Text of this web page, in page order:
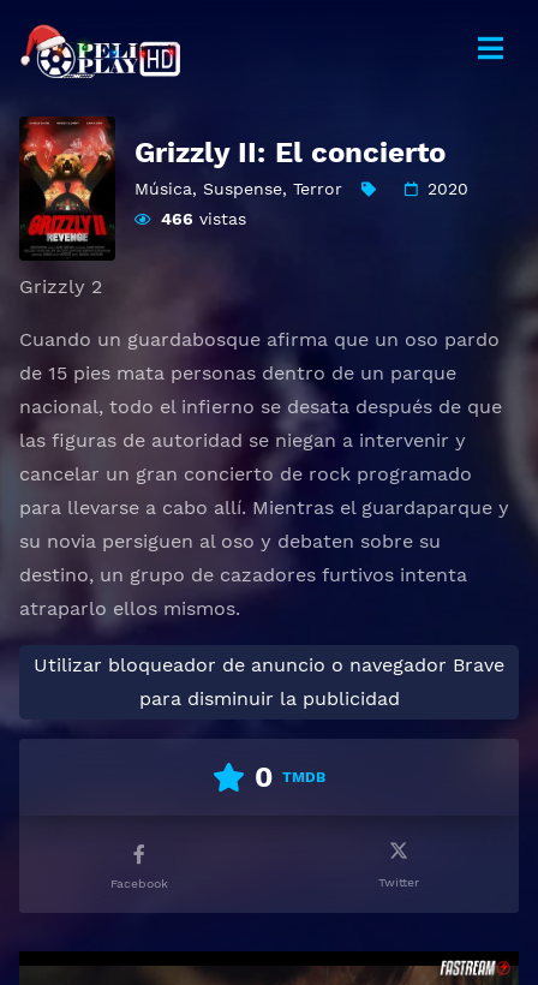
Grizzly II: El concierto
Música, Suspense, Terror
2020
466 vistas
Grizzly 2
Cuando un guardabosque afirma que un oso pardo
de 15 pies mata personas dentro de un parque
nacional, todo el infierno se desata después de que
las figuras de autoridad se niegan a intervenir y
cancelar un gran concierto de rock programado
para llevarse a cabo allí. Mientras el guardaparque y
su novia persiguen al oso y debaten sobre su
destino, un grupo de cazadores furtivos intenta
atraparlo ellos mismos.
Utilizar bloqueador de anuncio o navegador Brave
para disminuir la publicidad
0 TMDB
Facebook Twitter